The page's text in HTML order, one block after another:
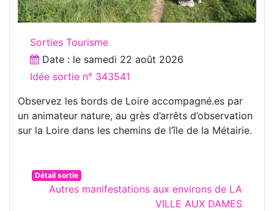
Sorties Tourisme
Date : le samedi 22 août 2026
Idée sortie n° 343541
Observez les bords de Loire accompagné.es par
un animateur nature, au grès d’arrêts d’observation
sur la Loire dans les chemins de l’île de la Métairie.
Détail sortie
Autres manifestations aux environs de LA
VILLE AUX DAMES